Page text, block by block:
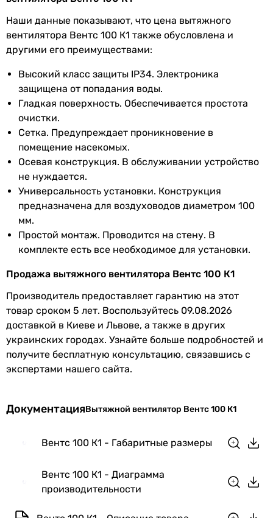
ток
Частота тока 50 Гц, 60 Гц
Класс защиты IP34
Коллекции Вентс К
Физические характеристики
Диаметр 100 мм
Глубина
патрубка
90 мм
Цвет белый
Ширина
панели
154 мм
Высота
передней
панели
154 мм
панели
0.52 кг
Габариты в упаковке
Ширина в
упаковке
154 мм
Наши данные показывают, что цена вытяжного
вентилятора Вентс 100 К1 также обусловлена и
другими его преимуществами:
Высокий класс защиты IP34. Электроника
защищена от попадания воды.
Гладкая поверхность. Обеспечивается простота
очистки.
Сетка. Предупреждает проникновение в
помещение насекомых.
Осевая конструкция. В обслуживании устройство
не нуждается.
Универсальность установки. Конструкция
предназначена для воздуховодов диаметром 100
мм.
Простой монтаж. Проводится на стену. В
комплекте есть все необходимое для установки.
Продажа вытяжного вентилятора Вентс 100 К1
Производитель предоставляет гарантию на этот
товар сроком 5 лет. Воспользуйтесь 09.08.2026
доставкой в Киеве и Львове, а также в других
украинских городах. Узнайте больше подробностей и
получите бесплатную консультацию, связавшись с
экспертами нашего сайта.
ДокументацияВытяжной вентилятор Вентс 100 К1
Вентс 100 К1 - Габаритные размеры
Вентс 100 К1 - Диаграмма
производительности